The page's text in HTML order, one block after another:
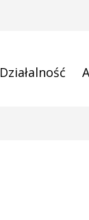
Działalność